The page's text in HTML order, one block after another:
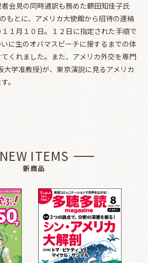
会見の同時通訳も務めた鶴田知佳子氏
もとに、アメリカ大使館から招待の連絡
１月１０日。１２日に指定された手順で
に生のオバマスピーチに接するまでの体
くれました。また、アメリカ外交を専門
大学准教授)が、東京演説に見るアメリカ
。
NEW ITEMS
新商品